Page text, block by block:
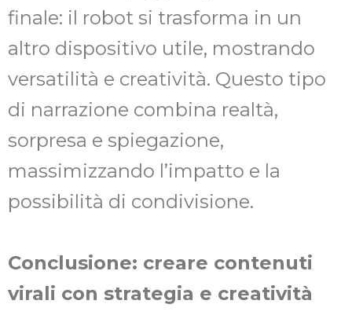
finale: il robot si trasforma in un
altro dispositivo utile, mostrando
versatilità e creatività. Questo tipo
di narrazione combina realtà,
sorpresa e spiegazione,
massimizzando l’impatto e la
possibilità di condivisione.
Conclusione: creare contenuti
virali con strategia e creatività